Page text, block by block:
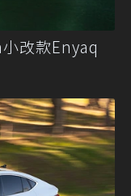
改款Enyaq